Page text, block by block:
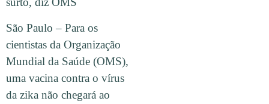
São Paulo – Para os
cientistas da Organização
Mundial da Saúde (OMS),
uma vacina contra o vírus
da zika não chegará ao